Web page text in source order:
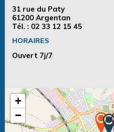
31 rue du Paty
61200 Argentan
Tél. : 02 33 12 15 45
HORAIRES
Ouvert 7j/7
+
−